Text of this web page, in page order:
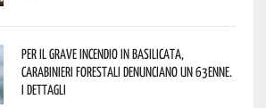
Per il grave incendio in Basilicata,
Carabinieri forestali denunciano un 63enne.
I dettagli